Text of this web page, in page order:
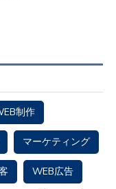
制作
マーケティング
WEB広告